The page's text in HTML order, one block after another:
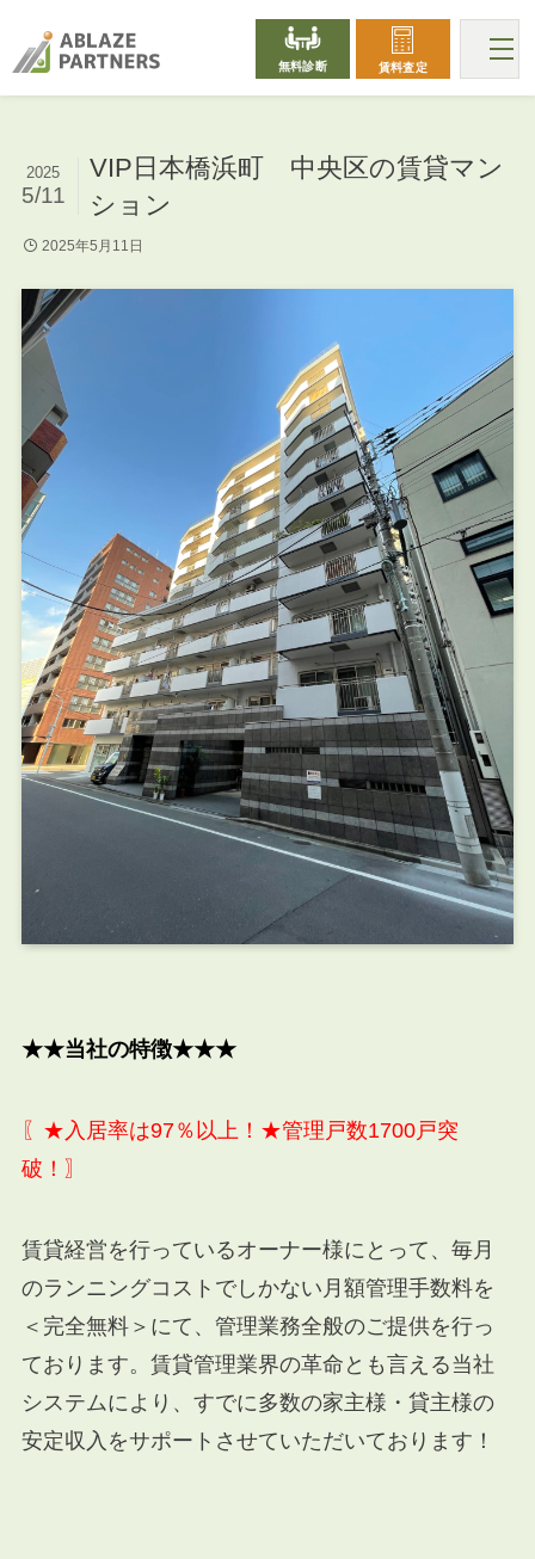
無料診断 賃料査定
VIP日本橋浜町 中央区の賃貸マン
ション
2025
5/11
2025年5月11日
★★当社の特徴★★★
〖★入居率は97％以上！★管理戸数1700戸突
破！〗
賃貸経営を行っているオーナー様にとって、毎月
のランニングコストでしかない月額管理手数料を
＜完全無料＞にて、管理業務全般のご提供を行っ
ております。賃貸管理業界の革命とも言える当社
システムにより、すでに多数の家主様・貸主様の
安定収入をサポートさせていただいております！